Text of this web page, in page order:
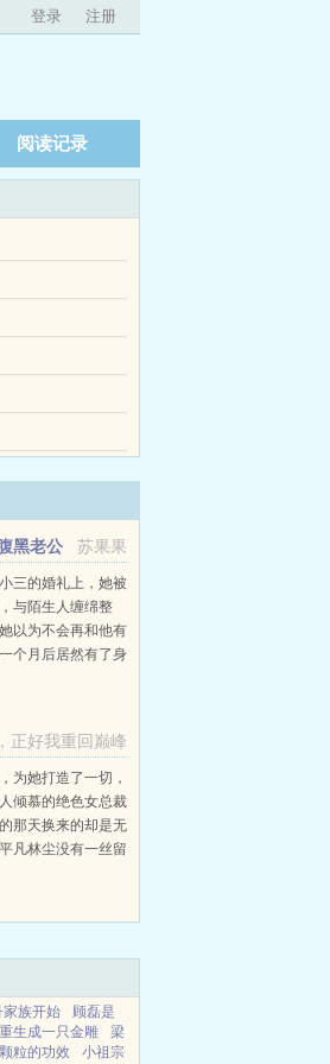
登录 注册
阅读记录
的京都豪门太子...
的京都豪门太子...
，我叶临，傲视
出现了十名恐怖
妻子家族要杀
苏果果
黑老公
三的婚礼上，她被
与陌生人缠绵整
以为不会再和他有
个月后居然有了身
正好我重回巅峰
玉瑶
为她打造了一切，
倾慕的绝色女总裁
那天换来的却是无
凡林尘没有一丝留
家族开始
顾磊是
生成一只金雕
梁
粒的功效 小祖宗